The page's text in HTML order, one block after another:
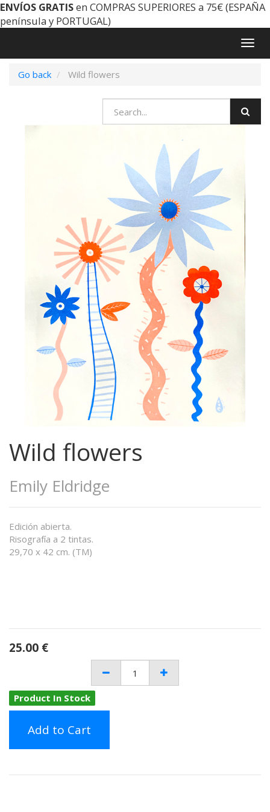
ENVÍOS GRATISen COMPRAS SUPERIORES a 75€ (ESPAÑA
península y PORTUGAL)
Go back
Wild flowers
Wild flowers
Emily Eldridge
Edición abierta.
Risografía a 2 tintas.
29,70 x 42 cm. (TM)
25.00 €
Product In Stock
Add to Cart